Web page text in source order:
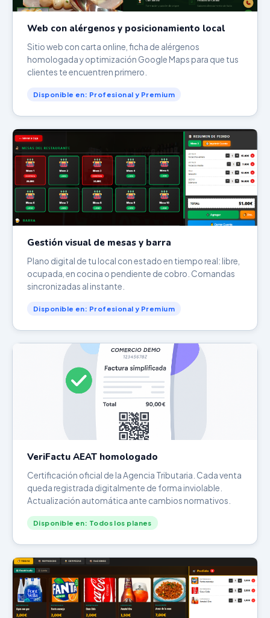
Web con alérgenos y posicionamiento local
Sitio web con carta online, ficha de alérgenos
homologada y optimización Google Maps para que tus
clientes te encuentren primero.
Disponible en: Profesional y Premium
Gestión visual de mesas y barra
Plano digital de tu local con estado en tiempo real: libre,
ocupada, en cocina o pendiente de cobro. Comandas
sincronizadas al instante.
Disponible en: Profesional y Premium
VeriFactu AEAT homologado
Certificación oficial de la Agencia Tributaria. Cada venta
queda registrada digitalmente de forma inviolable.
Actualización automática ante cambios normativos.
Disponible en: Todos los planes